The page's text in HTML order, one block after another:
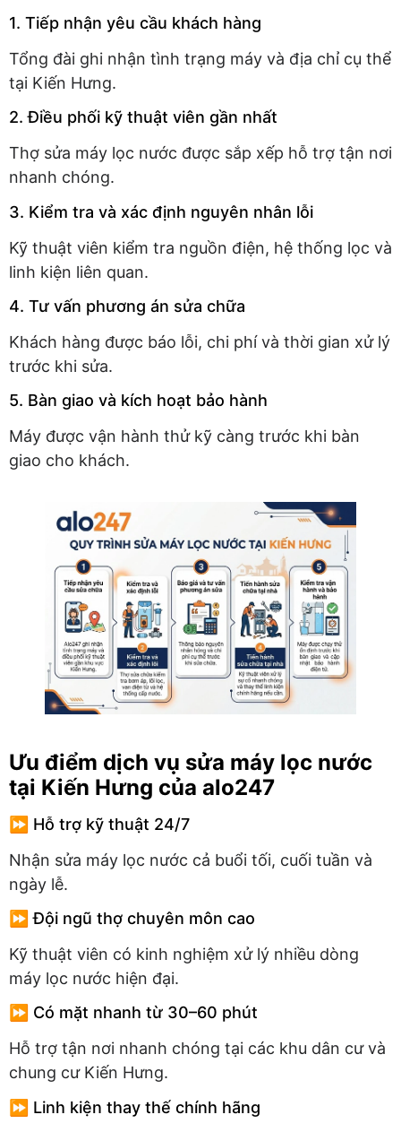
1. Tiếp nhận yêu cầu khách hàng
Tổng đài ghi nhận tình trạng máy và địa chỉ cụ thể
tại Kiến Hưng.
2. Điều phối kỹ thuật viên gần nhất
Thợ sửa máy lọc nước được sắp xếp hỗ trợ tận nơi
nhanh chóng.
3. Kiểm tra và xác định nguyên nhân lỗi
Kỹ thuật viên kiểm tra nguồn điện, hệ thống lọc và
linh kiện liên quan.
4. Tư vấn phương án sửa chữa
Khách hàng được báo lỗi, chi phí và thời gian xử lý
trước khi sửa.
5. Bàn giao và kích hoạt bảo hành
Máy được vận hành thử kỹ càng trước khi bàn
giao cho khách.
Ưu điểm dịch vụ sửa máy lọc nước
tại Kiến Hưng của alo247
⏩ Hỗ trợ kỹ thuật 24/7
Nhận sửa máy lọc nước cả buổi tối, cuối tuần và
ngày lễ.
⏩ Đội ngũ thợ chuyên môn cao
Kỹ thuật viên có kinh nghiệm xử lý nhiều dòng
máy lọc nước hiện đại.
⏩ Có mặt nhanh từ 30–60 phút
Hỗ trợ tận nơi nhanh chóng tại các khu dân cư và
chung cư Kiến Hưng.
⏩ Linh kiện thay thế chính hãng